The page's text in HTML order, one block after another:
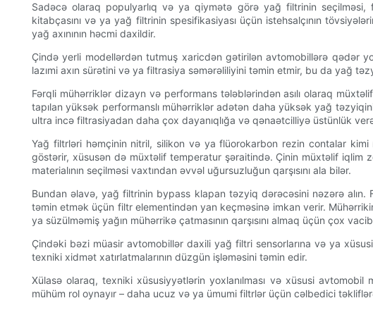
Sadəcə olaraq populyarlıq və ya qiymətə görə yağ filtrinin
kitabçasını və ya yağ filtrinin spesifikasiyası üçün istehsalçının
yağ axınının həcmi daxildir.
Çində yerli modellərdən tutmuş xaricdən gətirilən avtomobillərə qədər
lazımi axın sürətini və ya filtrasiya səmərəliliyini təmin etmir, bu da yağ
Fərqli mühərriklər dizayn və performans tələblərindən asılı olaraq
tapılan yüksək performanslı mühərriklər adətən daha yüksək yağ
ultra incə filtrasiyadan daha çox dayanıqlığa və qənaətcilliyə üstünlük
Yağ filtrləri həmçinin nitril, silikon və ya flüorokarbon rezin contalar kimi
göstərir, xüsusən də müxtəlif temperatur şəraitində. Çinin müxtəlif iqlim
materialının seçilməsi vaxtından əvvəl uğursuzluğun qarşısını ala bilər.
Bundan əlavə, yağ filtrinin bypass klapan təzyiq dərəcəsini nəzərə alın.
təmin etmək üçün filtr elementindən yan keçməsinə imkan verir.
ya süzülməmiş yağın mühərrikə çatmasının qarşısını almaq üçün çox
Çindəki bəzi müasir avtomobillər daxili yağ filtri sensorlarına və ya
texniki xidmət xatırlatmalarının düzgün işləməsini təmin edir.
Xülasə olaraq, texniki xüsusiyyətlərin yoxlanılması və xüsusi avtomobil
mühüm rol oynayır – daha ucuz və ya ümumi filtrlər üçün cəlbedici